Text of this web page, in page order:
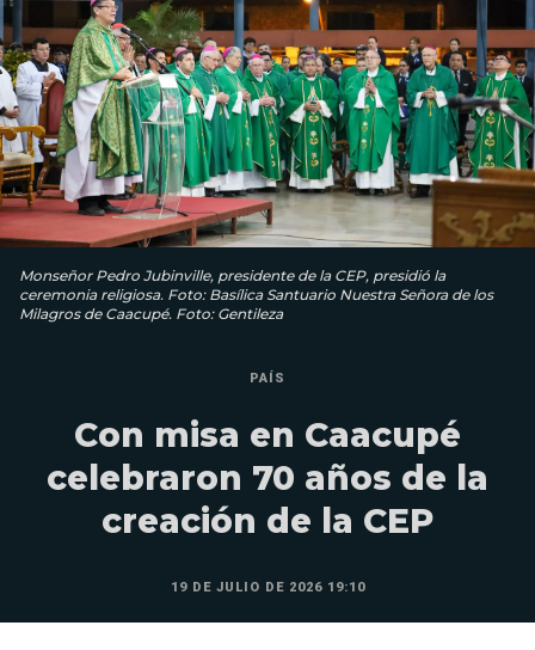
Monseñor Pedro Jubinville, presidente de la CEP, presidió la
ceremonia religiosa. Foto: Basílica Santuario Nuestra Señora de los
Milagros de Caacupé. Foto: Gentileza
PAÍS
Con misa en Caacupé
celebraron 70 años de la
creación de la CEP
19 DE JULIO DE 2026 19:10